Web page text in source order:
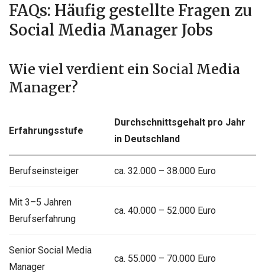
FAQs: Häufig gestellte Fragen zu
Social Media Manager Jobs
Wie viel verdient ein Social Media
Manager?
Erfahrungsstufe
Durchschnittsgehalt pro Jahr
in Deutschland
Berufseinsteiger ca. 32.000 – 38.000 Euro
Mit 3–5 Jahren
Berufserfahrung
ca. 40.000 – 52.000 Euro
Senior Social Media
Manager
ca. 55.000 – 70.000 Euro